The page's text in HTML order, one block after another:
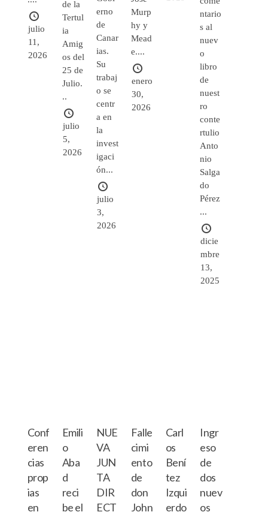
julio
11,
2026
de la
Tertul
ia
Amig
os del
25 de
Julio.
..
julio
5,
2026
erno
de
Canar
ias.
Su
trabaj
o se
centr
a en
la
invest
igaci
ón...
julio
3,
2026
Murp
hy y
Mead
e....
enero
30,
2026
ntario
s al
nuev
o
libro
de
nuest
ro
conte
rtulio
Anto
nio
Salga
do
Pérez
...
dicie
mbre
13,
2025
Conf
eren
cias
prop
ias
en
Emili
o
Aba
d
reci
be el
NUE
VA
JUN
TA
DIR
ECT
Falle
cimi
ento
de
don
John
Carl
os
Bení
tez
Izqui
erdo
Ingr
eso
de
dos
nuev
os